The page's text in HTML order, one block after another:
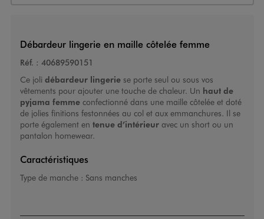
Débardeur lingerie en maille côtelée femme
Réf. : 40689590151
Ce joli débardeur lingeriese porte seul ou sous vos
vêtements pour ajouter une touche de chaleur. Un haut de
pyjama femme confectionné dans une maille côtelée et doté
de jolies finitions festonnées au col et aux emmanchures. Il se
porte également en tenue d’intérieur avec un short ou un
pantalon homewear.
Caractéristiques
Type de manche : Sans manches